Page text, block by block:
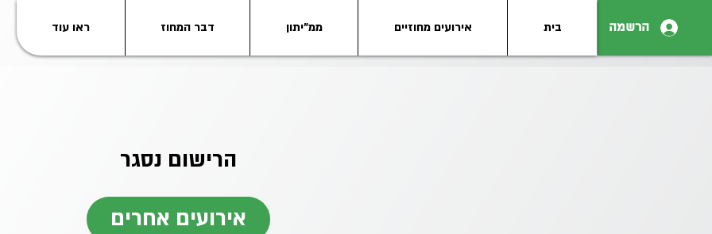
הרשמה בית אירועים מחוזיים ממ"יתון דבר המחוז ראו עוד
הרישום נסגר
אירועים אחרים